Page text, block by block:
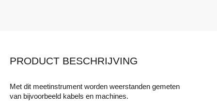
PRODUCT BESCHRIJVING
Met dit meetinstrument worden weerstanden gemeten
van bijvoorbeeld kabels en machines.